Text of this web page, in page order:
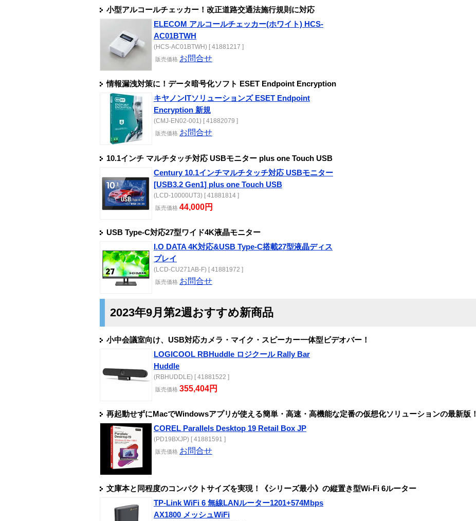
小型アルコールチェッカー！改正道路交通法施行規則に対応
ELECOM アルコールチェッカー(ホワイト) HCS-
AC01BTWH
(HCS-AC01BTWH) [ 41881217 ]
販売価格 お問合せ
情報漏洩対策に！データ暗号化ソフト ESET Endpoint Encryption
キヤノンITソリューションズ ESET Endpoint
Encryption 新規
(CMJ-EN02-001) [ 41882079 ]
販売価格 お問合せ
10.1インチ マルチタッチ対応 USBモニター plus one Touch USB
Century 10.1インチマルチタッチ対応 USBモニター
[USB3.2 Gen1] plus one Touch USB
(LCD-10000UT3) [ 41881814 ]
販売価格 44,000円
USB Type-C対応27型ワイド4K液晶モニター
I.O DATA 4K対応&USB Type-C搭載27型液晶ディス
プレイ
(LCD-CU271AB-F) [ 41881972 ]
販売価格 お問合せ
2023年9月第2週おすすめ新商品
小中会議室向け、USB対応カメラ・マイク・スピーカー一体型ビデオバー！
LOGICOOL RBHuddle ロジクール Rally Bar
Huddle
(RBHUDDLE) [ 41881522 ]
販売価格 355,404円
再起動せずにMacでWindowsアプリが使える簡単・高速・高機能な定番の仮想化ソリューションの最新版！
COREL Parallels Desktop 19 Retail Box JP
(PD19BXJP) [ 41881591 ]
販売価格 お問合せ
文庫本と同程度のコンパクトサイズを実現！《シリーズ最小》の縦置き型Wi-Fi 6ルーター
TP-Link WiFi 6 無線LANルーター1201+574Mbps
AX1800 メッシュWiFi